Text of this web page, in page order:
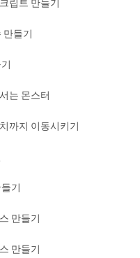
만들기
는 몬스터
까지 이동시키기
기
만들기
만들기